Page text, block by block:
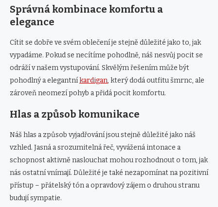
Správná kombinace komfortu a
elegance
Cítit se dobře ve svém oblečení je stejně důležité jako to, jak
vypadáme. Pokud se necítíme pohodlně, náš nesvůj pocit se
odráží v našem vystupování. Skvělým řešením může být
pohodlný a elegantníkardigan, který dodá outfitu šmrnc, ale
zároveň neomezí pohyb a přidá pocit komfortu.
Hlas a způsob komunikace
Náš hlas a způsob vyjadřování jsou stejně důležité jako náš
vzhled. Jasná a srozumitelná řeč, vyvážená intonace a
schopnost aktivně naslouchat mohou rozhodnout o tom, jak
nás ostatní vnímají. Důležité je také nezapomínat na pozitivní
přístup – přátelský tón a opravdový zájem o druhou stranu
budují sympatie.